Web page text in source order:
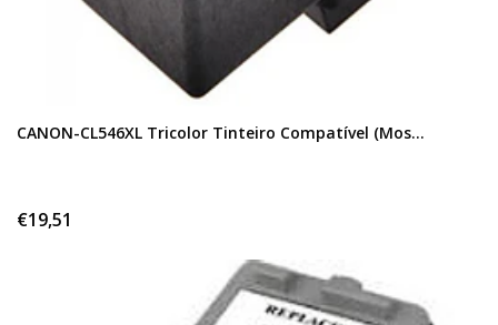
CANON-CL546XL Tricolor Tinteiro Compatível (Mos...
€19,51